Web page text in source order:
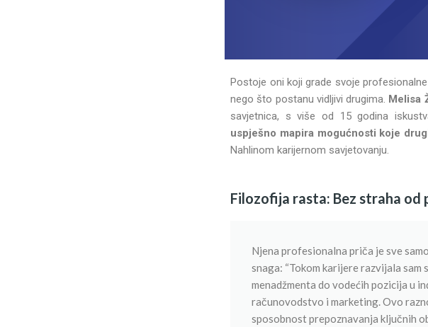
Postoje oni koji grade svoje
nego što postanu vidljivi drugima. Melisa
savjetnica, s više od 15 godina
uspješno mapira mogućnosti koje
Nahlinom karijernom savjetovanju.
Filozofija rasta: Bez straha od
Njena profesionalna priča je sve
snaga: “Tokom karijere razvijala
menadžmenta do vodećih pozicija u
računovodstvo i marketing. Ovo
sposobnost prepoznavanja ključnih